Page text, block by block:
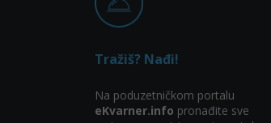
Tražiš? Nađi!
Na poduzetničkom portalu
eKvarner.info pronađite sve